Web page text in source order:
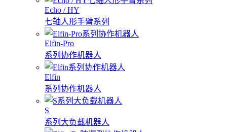
Echo / HY
七轴人形手臂系列
Elfin-Pro
系列协作机器人
Elfin
系列协作机器人
S
系列大负载机器人